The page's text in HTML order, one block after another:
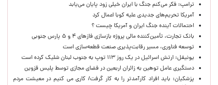
ترامپ: فکر می‌کنم جنگ با ایران خیلی زود پایان می‌یابد
آمریکا تحریم‌های جدیدی علیه کوبا اعمال کرد
احتمالات آینده جنگ ایران و آمریکا چیست ؟
بانک تجارت، تأمین‌کننده مالی پروژه بازسازی فازهای ۴ و ۵ پارس جنوبی
توسعه فناوری، مسیر رقابت‌پذیری صنعت قطعه‌سازی است
یونیفل: ارتش اسرائیل در یک روز ۱۱۳ توپ به جنوب لبنان شلیک کرده است
دستگیری عامل توهین به زائران اربعین در فضای مجازی توسط پلیس قزوین
پزشکیان: باید افراد کارآمدتر را به کار گرفت/ کاری می کنیم در معیشت مردم